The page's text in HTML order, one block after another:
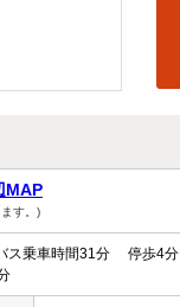
MAP
す。)
乗車時間31分 停歩4分